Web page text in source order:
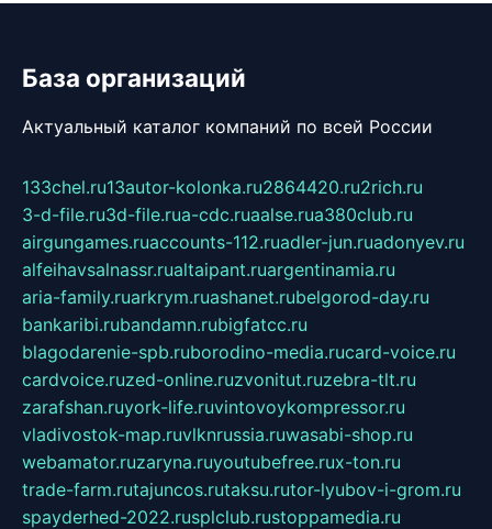
База организаций
Актуальный каталог компаний по всей России
133chel.ru13autor-kolonka.ru2864420.ru2rich.ru
3-d-file.ru3d-file.rua-cdc.ruaalse.rua380club.ru
airgungames.ruaccounts-112.ruadler-jun.ruadonyev.ru
alfeihavsalnassr.rualtaipant.ruargentinamia.ru
aria-family.ruarkrym.ruashanet.rubelgorod-day.ru
bankaribi.rubandamn.rubigfatcc.ru
blagodarenie-spb.ruborodino-media.rucard-voice.ru
cardvoice.ruzed-online.ruzvonitut.ruzebra-tlt.ru
zarafshan.ruyork-life.ruvintovoykompressor.ru
vladivostok-map.ruvlknrussia.ruwasabi-shop.ru
webamator.ruzaryna.ruyoutubefree.rux-ton.ru
trade-farm.rutajuncos.rutaksu.rutor-lyubov-i-grom.ru
spayderhed-2022.rusplclub.rustoppamedia.ru